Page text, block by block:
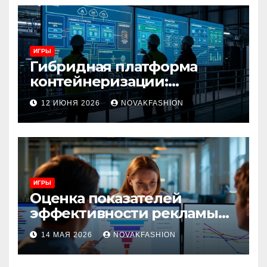
ИГРЫ
Гибридная платформа
контейнеризации:
архитектура, особенности
и сценарии использования
12 ИЮНЯ 2026 NOVAKFASHION
ИГРЫ
Оценка показателей
эффективности рекламы
при атрибуции
множественных точек
касания
14 МАЯ 2026 NOVAKFASHION